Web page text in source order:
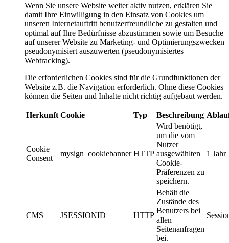
Wenn Sie unsere Website weiter aktiv nutzen, erklären Sie
damit Ihre Einwilligung in den Einsatz von Cookies um
unseren Internetauftritt benutzerfreundliche zu gestalten und
optimal auf Ihre Bedürfnisse abzustimmen sowie um Besuche
auf unserer Website zu Marketing- und Optimierungszwecken
pseudonymisiert auszuwerten (pseudonymisiertes
Webtracking).
Die erforderlichen Cookies sind für die Grundfunktionen der
Website z.B. die Navigation erforderlich. Ohne diese Cookies
können die Seiten und Inhalte nicht richtig aufgebaut werden.
Herkunft Cookie Typ Beschreibung
Cookie
Consent
mysign_cookiebanner HTTP
Wird benötigt,
um die vom
Nutzer
ausgewählten
Cookie-
Präferenzen zu
speichern.
1 Jahr
CMS JSESSIONID HTTP
Behält die
Zustände des
Benutzers bei
allen
Seitenanfragen
bei.